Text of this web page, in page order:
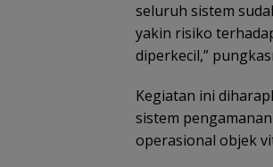
seluruh sistem
yakin risiko
diperkecil,”
Kegiatan ini
sistem
operasional objek